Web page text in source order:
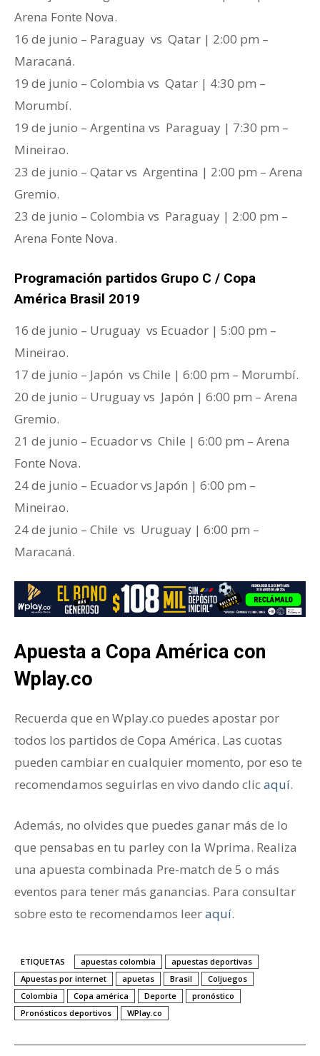
Arena Fonte Nova.
16 de junio – Paraguay vs Qatar | 2:00 pm –
Maracaná.
19 de junio – Colombia vs Qatar | 4:30 pm –
Morumbí.
19 de junio – Argentina vs Paraguay | 7:30 pm –
Mineirao.
23 de junio – Qatar vs Argentina | 2:00 pm – Arena
Gremio.
23 de junio – Colombia vs Paraguay | 2:00 pm –
Arena Fonte Nova.
Programación partidos Grupo C / Copa
América Brasil 2019
16 de junio – Uruguay vs Ecuador | 5:00 pm –
Mineirao.
17 de junio – Japón vs Chile | 6:00 pm – Morumbí.
20 de junio – Uruguay vs Japón | 6:00 pm – Arena
Gremio.
21 de junio – Ecuador vs Chile | 6:00 pm – Arena
Fonte Nova.
24 de junio – Ecuador vs Japón | 6:00 pm –
Mineirao.
24 de junio – Chile vs Uruguay | 6:00 pm –
Maracaná.
Apuesta a Copa América con
Wplay.co
Recuerda que en Wplay.co puedes apostar por
todos los partidos de Copa América. Las cuotas
pueden cambiar en cualquier momento, por eso te
recomendamos seguirlas en vivo dando clic aquí.
Además, no olvides que puedes ganar más de lo
que pensabas en tu parley con la Wprima. Realiza
una apuesta combinada Pre-match de 5 o más
eventos para tener más ganancias. Para consultar
sobre esto te recomendamos leeraquí.
ETIQUETAS apuestas colombia
apuestas deportivas
Apuestas por internet
apuetas Brasil
Coljuegos
Colombia
Copa américa Deporte
pronóstico
Pronósticos deportivos
WPlay.co